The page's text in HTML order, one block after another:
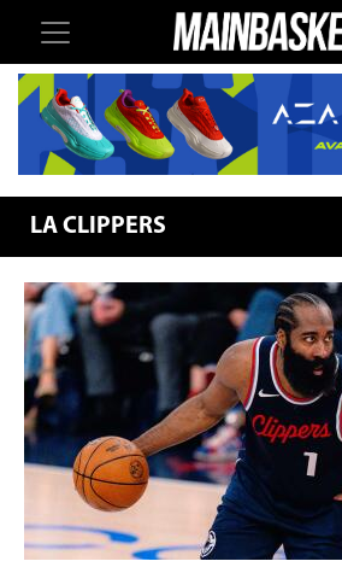
LA CLIPPERS